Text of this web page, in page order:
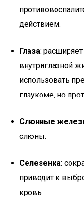
действием.
Глаза: расширяет
внутриглазной
использовать
глаукоме, но
Слюнные
слюны.
Селезенка:
приводит к
кровь.